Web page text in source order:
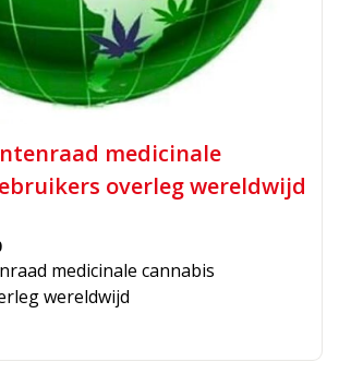
medicinale
overleg wereldwijd
medicinale cannabis
wereldwijd